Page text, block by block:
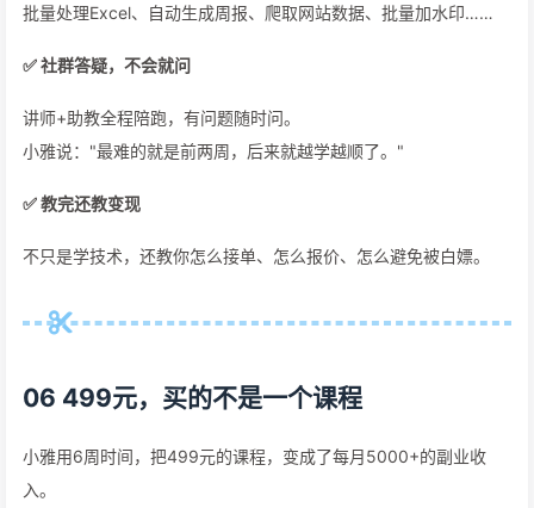
批量处理Excel、自动生成周报、爬取网站数据、批量加水印……
✅ 社群答疑，不会就问
讲师+助教全程陪跑，有问题随时问。
小雅说："最难的就是前两周，后来就越学越顺了。"
✅ 教完还教变现
不只是学技术，还教你怎么接单、怎么报价、怎么避免被白嫖。
06 499元，买的不是一个课程
小雅用6周时间，把499元的课程，变成了每月5000+的副业收
入。